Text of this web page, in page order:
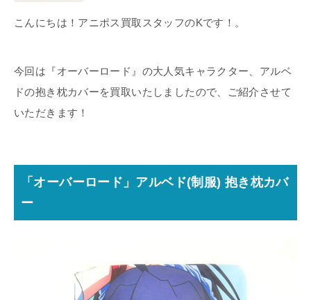
こんにちは！アニポス買取スタッフのKです！。
今回は『オーバーロード』の大人気キャラクター、アルベ
ドの抱き枕カバーを買取いたしましたので、ご紹介させて
いただきます！
「オーバーロード」アルベド(制服) 抱き枕カバ
ー